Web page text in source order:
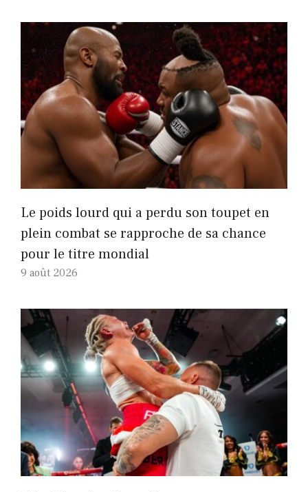
Le poids lourd qui a perdu son toupet en
plein combat se rapproche de sa chance
pour le titre mondial
9 août 2026